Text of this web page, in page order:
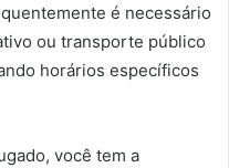
é necessário
ou transporte público
horários específicos
você tem a